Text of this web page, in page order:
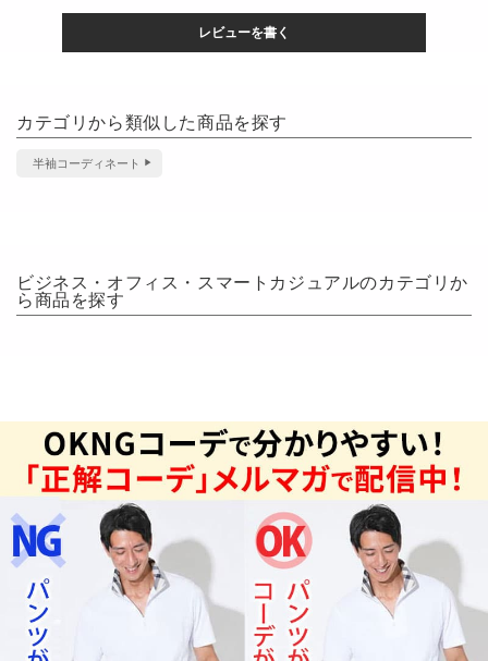
レビューを書く
カテゴリから類似した商品を探す
半袖コーディネート
ビジネス・オフィス・スマートカジュアルのカテゴリか
ら商品を探す